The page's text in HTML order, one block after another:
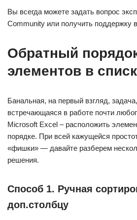
Вы всегда можете задать вопрос
Community или получить поддержку
Обратный
элементов в
Банальная, на первый взгляд,
встречающаяся в работе почти
Microsoft Excel – расположить
порядке. При всей кажущейся
«фишки» — давайте разберем
решения.
Способ 1. Ручная
доп.столбцу